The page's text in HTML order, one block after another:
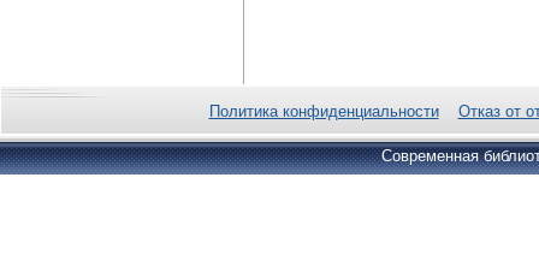
Политика конфиденциальности Отказ от
Современная